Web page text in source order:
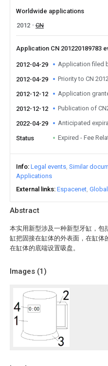
Abstract
本实用新型涉及一种新型牙缸，包
缸把固接在缸体的外表面，在缸体
在缸体的底端设置吸盘。
Images (1)
Worldwide applications
2012
CN
Application CN 201220189783
2012-04-29 Application filed
2012-04-29 Priority to CN
2012-12-12 Application
2012-12-12 Publication of
2022-04-29 Anticipated
Status Expired - Fee
Info Legal events Similar
Applications
External links Espacenet